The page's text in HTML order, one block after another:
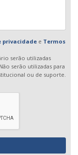
privacidadee Termos
serão utilizadas
serão utilizadas para
ou de suporte.